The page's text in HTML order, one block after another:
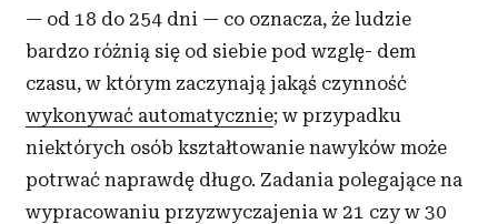
— od 18 do 254 dni — co oznacza, że ludzie
bardzo różnią się od siebie pod wzglę- dem
czasu, w którym zaczynają jakąś czynność
wykonywać automatycznie; w przypadku
niektórych osób kształtowanie nawyków może
potrwać naprawdę długo. Zadania polegające na
wypracowaniu przyzwyczajenia w 21 czy w 30